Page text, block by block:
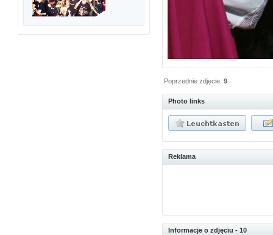
Poprzednie zdjęcie:9
Photo links
Reklama
Informacje o zdjęciu - 10